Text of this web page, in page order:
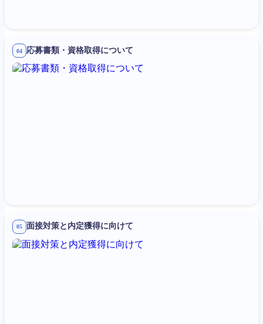
04 応募書類・資格取得について
05 面接対策と内定獲得に向けて